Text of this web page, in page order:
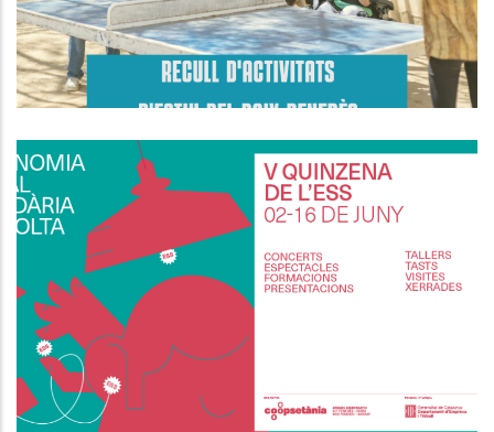
Quinzena De L’Economia Social I
Solidària A La Vegueria Penedès
P. econòmica